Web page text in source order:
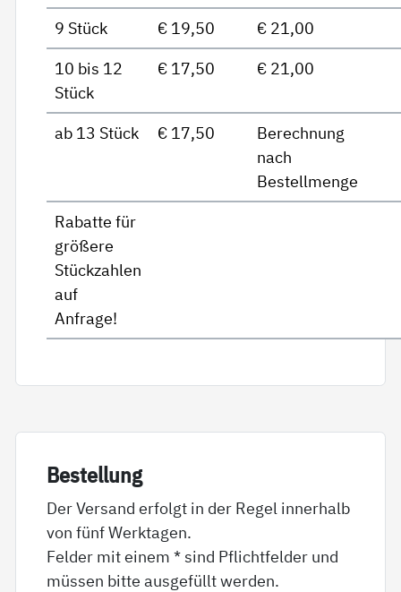
9 Stück € 19,50
€ 21,00
10 bis 12
Stück
€ 17,50 € 21,00
ab 13 Stück € 17,50
Berechnung
nach
Bestellmenge
Rabatte für
größere
Stückzahlen
auf
Anfrage!
Be­stel­lung
Der Versand erfolgt in der Regel innerhalb
von fünf Werktagen.
Felder mit einem * sind Pflichtfelder und
müssen bitte ausgefüllt werden.